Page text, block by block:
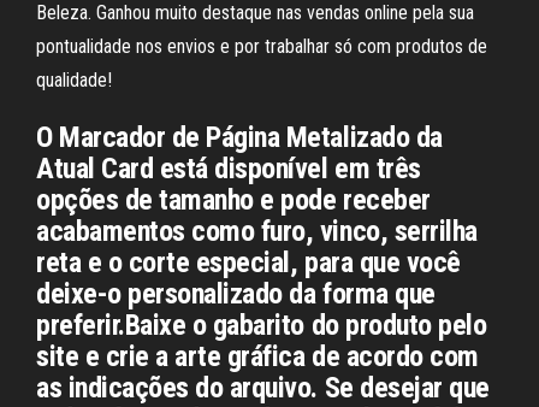
Beleza. Ganhou muito destaque nas vendas online pela sua
pontualidade nos envios e por trabalhar só com produtos de
qualidade!
O Marcador de Página Metalizado da
Atual Card está disponível em três
opções de tamanho e pode receber
acabamentos como furo, vinco, serrilha
reta e o corte especial, para que você
deixe-o personalizado da forma que
preferir.Baixe o gabarito do produto pelo
site e crie a arte gráfica de acordo com
as indicações do arquivo. Se desejar que